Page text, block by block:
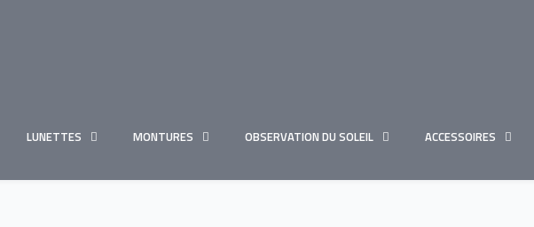
LUNETTES MONTURES OBSERVATION DU SOLEIL ACCESSOIRES